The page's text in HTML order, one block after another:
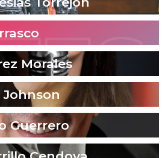
Morales
Guerrero